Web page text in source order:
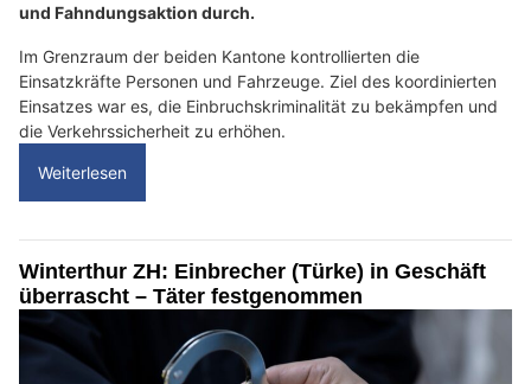
und Fahndungsaktion durch.
Im Grenzraum der beiden Kantone kontrollierten die
Einsatzkräfte Personen und Fahrzeuge. Ziel des koordinierten
Einsatzes war es, die Einbruchskriminalität zu bekämpfen und
die Verkehrssicherheit zu erhöhen.
Weiterlesen
Winterthur ZH: Einbrecher (Türke) in Geschäft
überrascht – Täter festgenommen